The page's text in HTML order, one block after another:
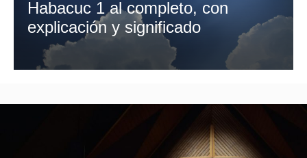
Habacuc 1 al completo, con
explicación y significado